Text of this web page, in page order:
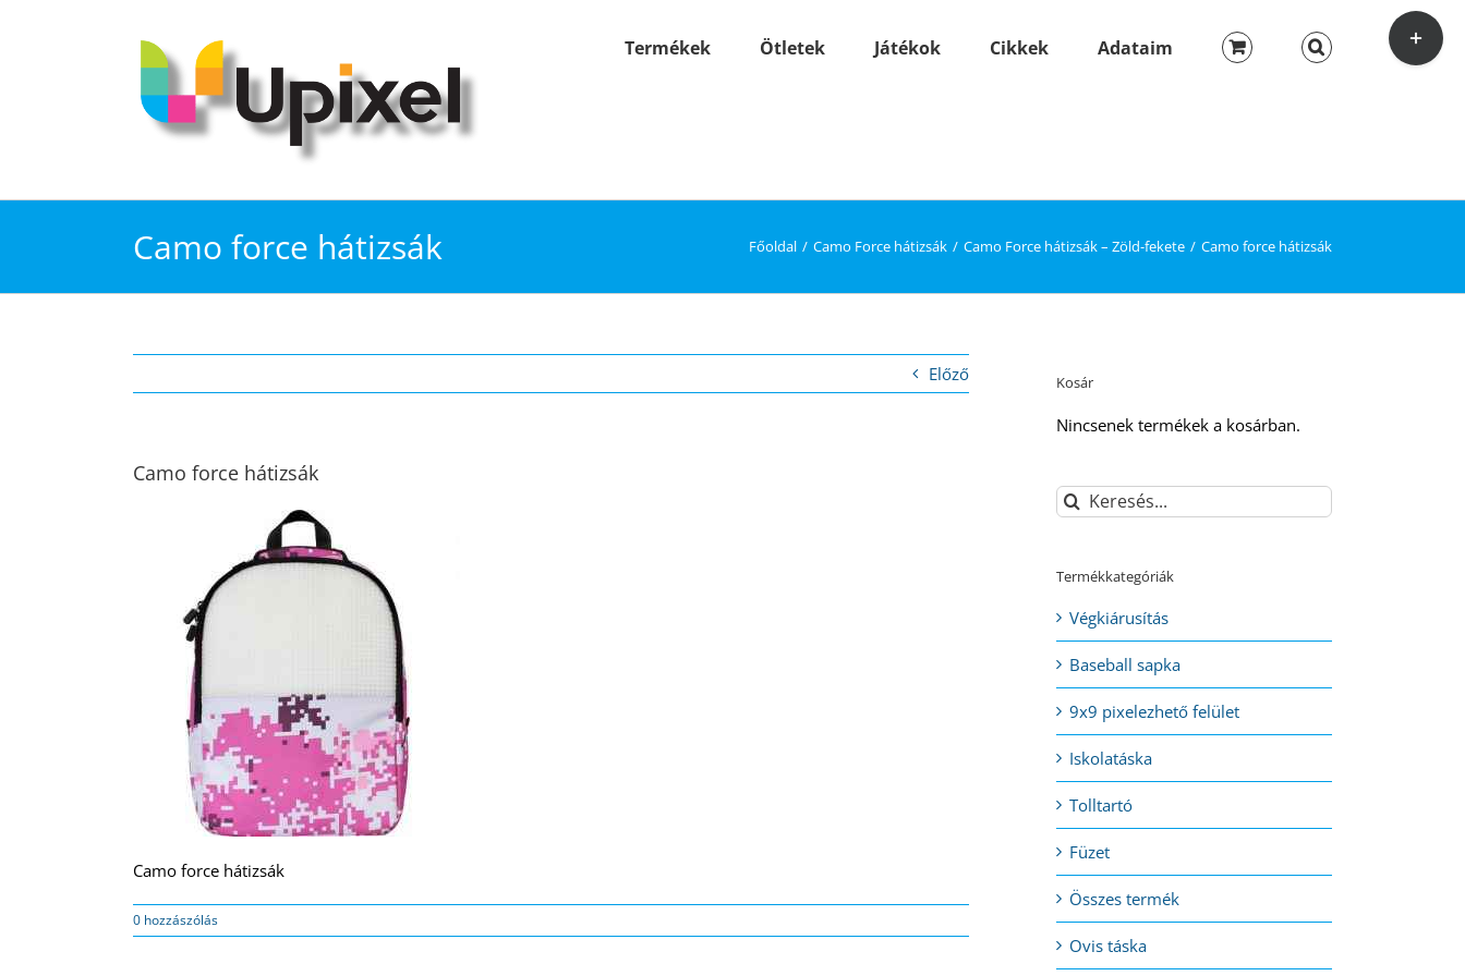
Termékek Ötletek Játékok Cikkek Adataim
Camo force hátizsák Főoldal Camo Force hátizsák Camo Force hátizsák – Zöld-fekete Camo force hátizsák
Előző
Camo force hátizsák
Camo force hátizsák
0 hozzászólás
Kosár
Nincsenek termékek a kosárban.
Keresés...
Termékkategóriák
Végkiárusítás
Baseball sapka
9x9 pixelezhető felület
Iskolatáska
Tolltartó
Füzet
Összes termék
Ovis táska
Toggle
Sliding
Bar